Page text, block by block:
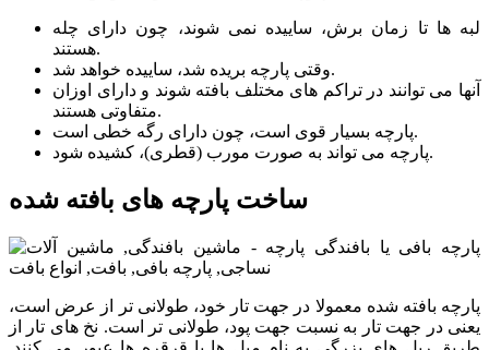
لبه ها تا زمان برش، ساییده نمی شوند، چون دارای چله
هستند.
وقتی پارچه بریده شد، ساییده خواهد شد.
آنها می توانند در تراکم های مختلف بافته شوند و دارای اوزان
متفاوتی هستند.
پارچه بسیار قوی است، چون دارای رگه خطی است.
پارچه می تواند به صورت مورب (قطری)، کشیده شود.
ساخت پارچه های بافته شده
پارچه بافته شده معمولا در جهت تار خود، طولانی تر از عرض است،
یعنی در جهت تار به نسبت جهت پود، طولانی تر است. نخ های تار از